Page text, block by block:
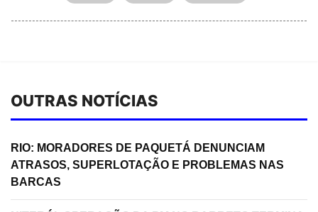
OUTRAS NOTÍCIAS
RIO: MORADORES DE PAQUETÁ DENUNCIAM
ATRASOS, SUPERLOTAÇÃO E PROBLEMAS NAS
BARCAS